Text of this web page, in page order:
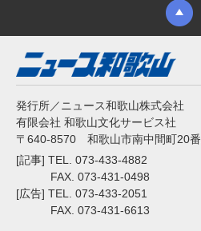
発行所／ニュース和歌山株式会社
有限会社 和歌山文化サービス社
〒640-8570 和歌山市南中間町20
[記事] TEL. 073-433-4882
FAX. 073-431-0498
[広告] TEL. 073-433-2051
FAX. 073-431-6613